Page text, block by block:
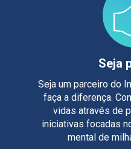
Seja
Seja um parceiro do
faça a diferença.
vidas através de
iniciativas focadas
mental de